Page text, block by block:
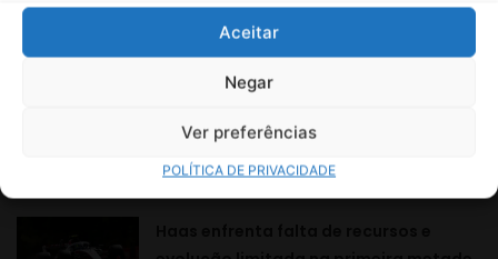
Aceitar
Negar
Ver preferências
POLÍTICA DE PRIVACIDADE